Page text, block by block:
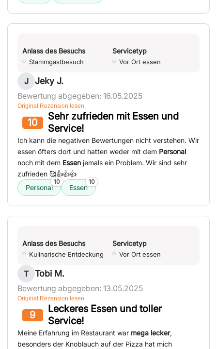
Anlass des Besuchs
Stammgastbesuch
Servicetyp
Vor Ort essen
J Jeky J.
Bewertung abgegeben: 16.05.2025
Original Rezension lesen
10
Sehr zufrieden mit Essen und
Service!
Ich kann die negativen Bewertungen nicht verstehen. Wir
essen öfters dort und hatten weder mit dem Personal
noch mit dem Essen jemals ein Problem. Wir sind sehr
zufrieden 🥰👍👍👍
Personal
10
Essen
10
Anlass des Besuchs
Kulinarische Entdeckung
Servicetyp
Vor Ort essen
T Tobi M.
Bewertung abgegeben: 13.05.2025
Original Rezension lesen
9
Leckeres Essen und toller
Service!
Meine Erfahrung im Restaurant war mega lecker,
besonders der Knoblauch auf der Pizza hat mich